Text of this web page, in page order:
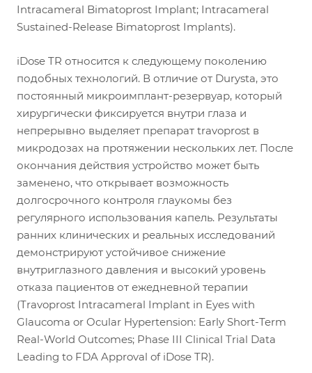
Intracameral Bimatoprost Implant; Intracameral
Sustained-Release Bimatoprost Implants).
iDose TR относится к следующему поколению
подобных технологий. В отличие от Durysta, это
постоянный микроимплант-резервуар, который
хирургически фиксируется внутри глаза и
непрерывно выделяет препарат travoprost в
микродозах на протяжении нескольких лет. После
окончания действия устройство может быть
заменено, что открывает возможность
долгосрочного контроля глаукомы без
регулярного использования капель. Результаты
ранних клинических и реальных исследований
демонстрируют устойчивое снижение
внутриглазного давления и высокий уровень
отказа пациентов от ежедневной терапии
(Travoprost Intracameral Implant in Eyes with
Glaucoma or Ocular Hypertension: Early Short-Term
Real-World Outcomes; Phase III Clinical Trial Data
Leading to FDA Approval of iDose TR).